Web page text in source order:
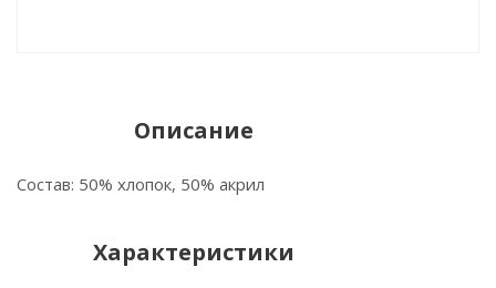
Описание
Состав: 50% хлопок, 50% акрил
Характеристики